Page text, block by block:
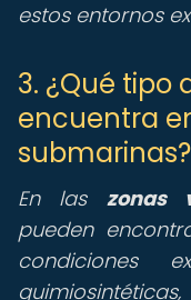
estos entornos
3. ¿Qué tipo
encuentra
submarinas?
En las zonas
pueden
condiciones